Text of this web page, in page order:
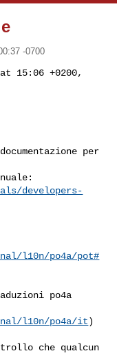
-0700
at 15:06 +0200,
per
developers-
l10n/po4a/pot#
po4a
l10n/po4a/it)
che qualcun